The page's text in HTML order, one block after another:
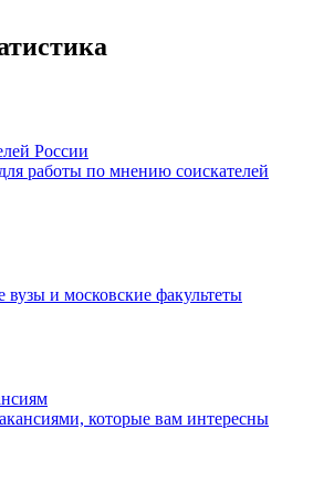
России
работы по мнению соискателей
и московские факультеты
которые вам интересны